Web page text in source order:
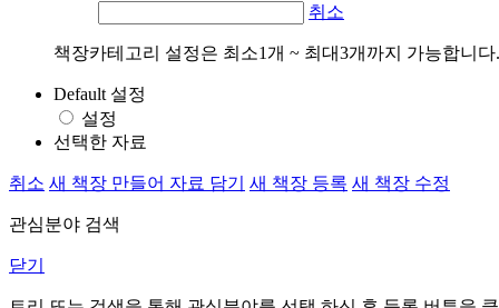
취소
책장카테고리 설정은 최소1개 ~ 최대3개까지 가능합니다.
Default 설정
설정
선택한 자료
취소 새 책장 만들어 자료 담기 새 책장 등록 새 책장 수정
관심분야 검색
닫기